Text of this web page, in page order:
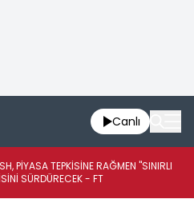
Canlı
PİYASA TEPKİSİNE RAĞMEN "SINIRLI
SÜRDÜRECEK - FT